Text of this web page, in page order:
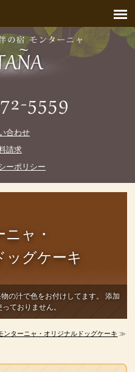
合わせ
請求
ーポリシー
ャ・
ッグケーキ
の汁で色をお付けしてます。
添加
ておりません。
ンターニャ・オリジナルドッグケーキ ≫